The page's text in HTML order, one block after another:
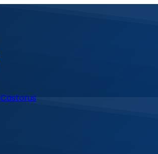
Castorus